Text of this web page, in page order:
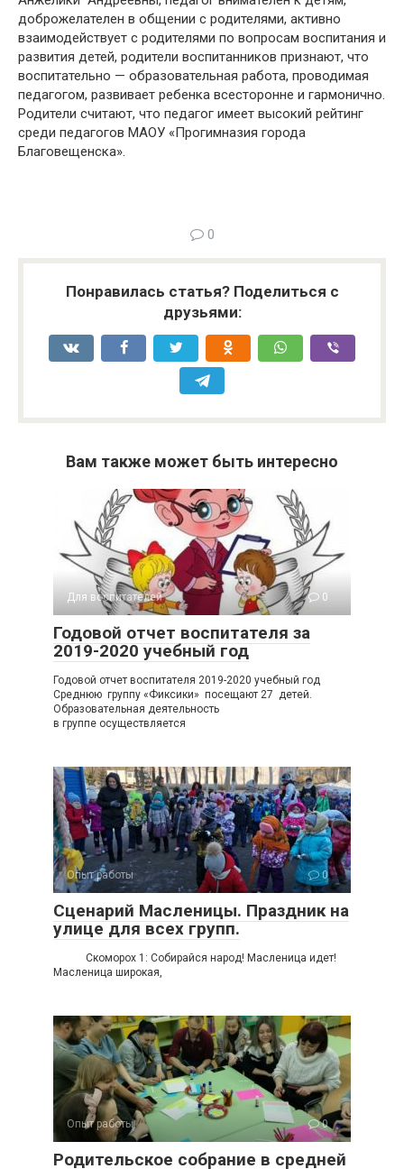
доброжелателен в общении с родителями, активно
взаимодействует с родителями по вопросам воспитания и
развития детей, родители воспитанников признают, что
воспитательно — образовательная работа, проводимая
педагогом, развивает ребенка всесторонне и гармонично.
Родители считают, что педагог имеет высокий рейтинг
среди педагогов МАОУ «Прогимназия города
Благовещенска».
0
Понравилась статья? Поделиться с
друзьями:
Вам также может быть интересно
Для воспитателей 0
Годовой отчет воспитателя за
2019-2020 учебный год
Годовой отчет воспитателя 2019-2020 учебный год
Среднюю группу «Фиксики» посещают 27 детей.
Образовательная деятельность
в группе осуществляется
Опыт работы 0
Сценарий Масленицы. Праздник на
улице для всех групп.
Скоморох 1: Собирайся народ! Масленица идет!
Масленица широкая,
Опыт работы 0
Родительское собрание в средней